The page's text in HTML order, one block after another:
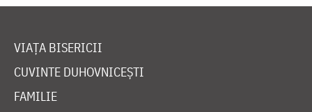
VIAȚA BISERICII
CUVINTE DUHOVNICEȘTI
FAMILIE